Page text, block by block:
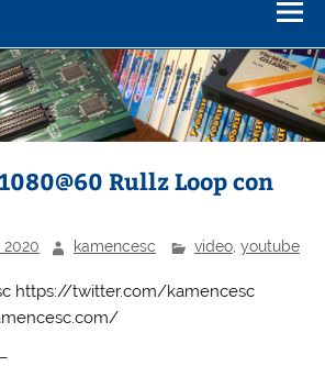
Rullz Loop con
kamencesc video, youtube
https://twitter.com/kamencesc